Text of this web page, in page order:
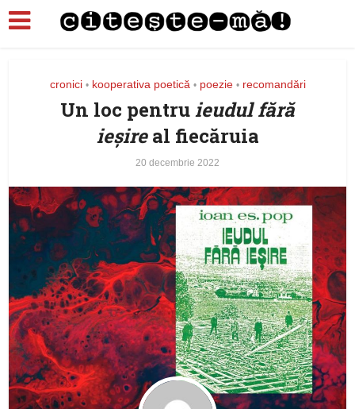
cronici • kooperativa poetică • poezie • recomandări
Un loc pentruieudul fără
ieșireal fiecăruia
20 decembrie 2022